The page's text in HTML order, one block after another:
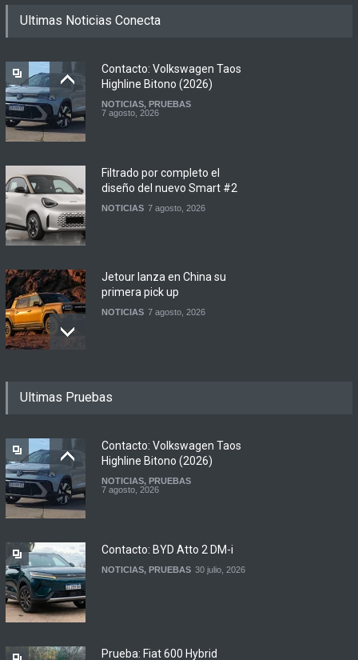
Ultimas Noticias Conecta
Contacto: Volkswagen Taos
Highline Bitono (2026)
NOTICIAS, PRUEBAS
7 agosto, 2026
Filtrado por completo el
diseño del nuevo Smart #2
NOTICIAS 7 agosto, 2026
Jetour lanza en China su
primera pick up
NOTICIAS 7 agosto, 2026
renovadas S2 y Skua 150 en
7 agosto, 2026
Argentina y Ecuador
Ultimas Pruebas
Contacto: Volkswagen Taos
Highline Bitono (2026)
NOTICIAS, PRUEBAS
7 agosto, 2026
Contacto: BYD Atto 2 DM-i
NOTICIAS, PRUEBAS 30 julio, 2026
Prueba: Fiat 600 Hybrid